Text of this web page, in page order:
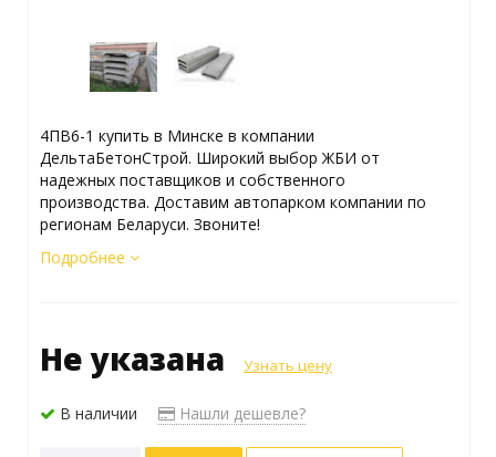
4ПВ6-1 купить в Минске в компании
ДельтаБетонСтрой. Широкий выбор ЖБИ от
надежных поставщиков и собственного
производства. Доставим автопарком компании по
регионам Беларуси. Звоните!
Подробнее
Не указана Узнать цену
В наличии Нашли дешевле?